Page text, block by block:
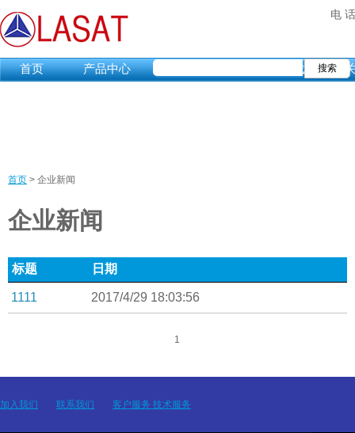
电
首页 产品中心 资料下载
前
位
置
首页 > 企业新闻
企业新闻
标题 日期
1111 2017/4/29 18:03:56
1
加入我们 联系我们 客户服务 技术服务